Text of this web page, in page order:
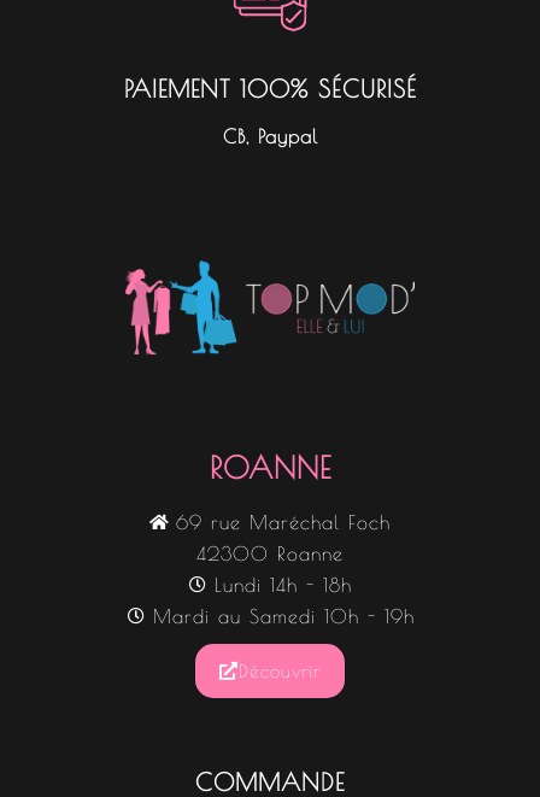
PAIEMENT 100% SÉCURISÉ
CB, Paypal
ROANNE
69 rue Maréchal Foch
42300 Roanne
Lundi 14h - 18h
Mardi au Samedi 10h - 19h
Découvrir
COMMANDE